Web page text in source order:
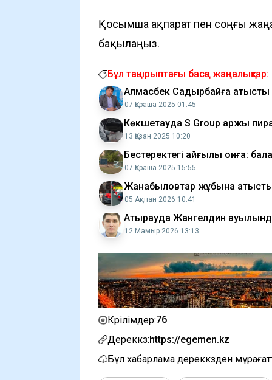
Қосымша ақпарат пен соңғы
бақылаңыз.
Бұл тақырыптағы басқа жаңалықтар:
Алмасбек Садырбайға қатысты
07 Қараша 2025 01:45
Көкшетауда S Group қаржы
13 Қазан 2025 10:20
Бестеректегі қайғылы оқиға:
07 Қараша 2025 15:55
Жанабыловтар жұбына қатысты
05 Ақпан 2026 10:41
Атырауда Жангелдин
12 Мамыр 2026 13:13
Көрілімдер:76
Дереккөз:https://egemen.kz
Бұл хабарлама дереккөзден